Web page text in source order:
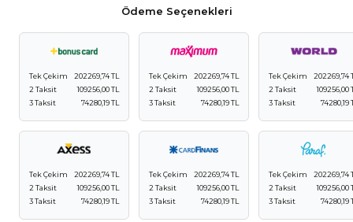
Ödeme Seçenekleri
Tek Çekim
202269,74 TL
2 Taksit
109256,00 TL
3 Taksit
74280,19 TL
Tek Çekim
202269,74 TL
2 Taksit
109256,00 TL
3 Taksit
74280,19 TL
Tek Çekim
202269,74
2 Taksit
109256,00
3 Taksit
74280,19
Tek Çekim
202269,74 TL
2 Taksit
109256,00 TL
3 Taksit
74280,19 TL
Tek Çekim
202269,74 TL
2 Taksit
109256,00 TL
3 Taksit
74280,19 TL
Tek Çekim
202269,74
2 Taksit
109256,00
3 Taksit
74280,19